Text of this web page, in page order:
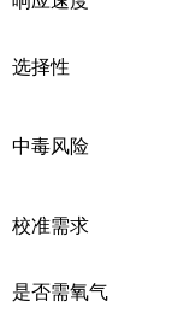
选择性
中毒风险
校准需求
是否需氧气